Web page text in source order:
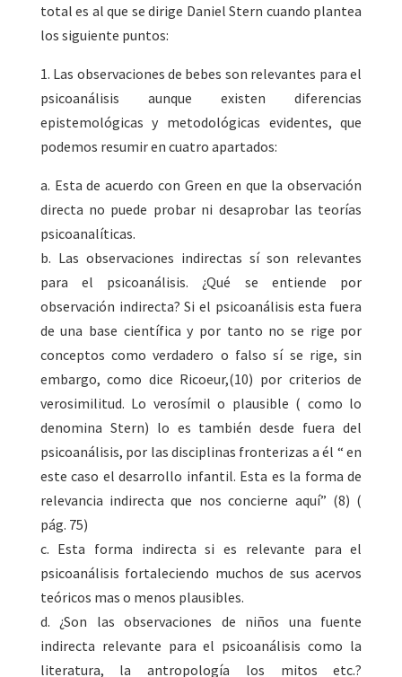
total es al que se dirige Daniel Stern cuando plantea
los siguiente puntos:
1. Las observaciones de bebes son relevantes para el
psicoanálisis aunque existen diferencias
epistemológicas y metodológicas evidentes, que
podemos resumir en cuatro apartados:
a. Esta de acuerdo con Green en que la observación
directa no puede probar ni desaprobar las teorías
psicoanalíticas.
b. Las observaciones indirectas sí son relevantes
para el psicoanálisis. ¿Qué se entiende por
observación indirecta? Si el psicoanálisis esta fuera
de una base científica y por tanto no se rige por
conceptos como verdadero o falso sí se rige, sin
embargo, como dice Ricoeur,(10) por criterios de
verosimilitud. Lo verosímil o plausible ( como lo
denomina Stern) lo es también desde fuera del
psicoanálisis, por las disciplinas fronterizas a él “ en
este caso el desarrollo infantil. Esta es la forma de
relevancia indirecta que nos concierne aquí” (8) (
pág. 75)
c. Esta forma indirecta si es relevante para el
psicoanálisis fortaleciendo muchos de sus acervos
teóricos mas o menos plausibles.
d. ¿Son las observaciones de niños una fuente
indirecta relevante para el psicoanálisis como la
literatura, la antropología los mitos etc.?